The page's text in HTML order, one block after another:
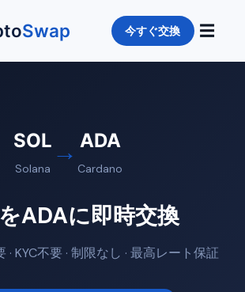
Swap 今すぐ交換 ☰
SOL
Solana
→ ADA
Cardano
ADAに即時交換
KYC不要 · 制限なし · 最高レート保証